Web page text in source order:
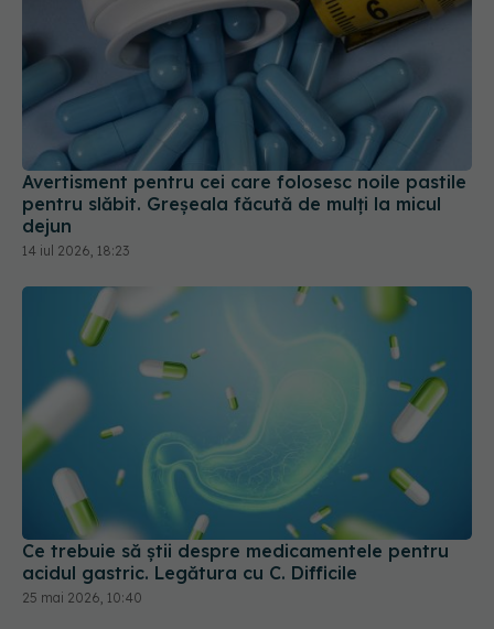
Avertisment pentru cei care folosesc noile pastile
pentru slăbit. Greșeala făcută de mulți la micul
dejun
14 iul 2026, 18:23
Ce trebuie să știi despre medicamentele pentru
acidul gastric. Legătura cu C. Difficile
25 mai 2026, 10:40